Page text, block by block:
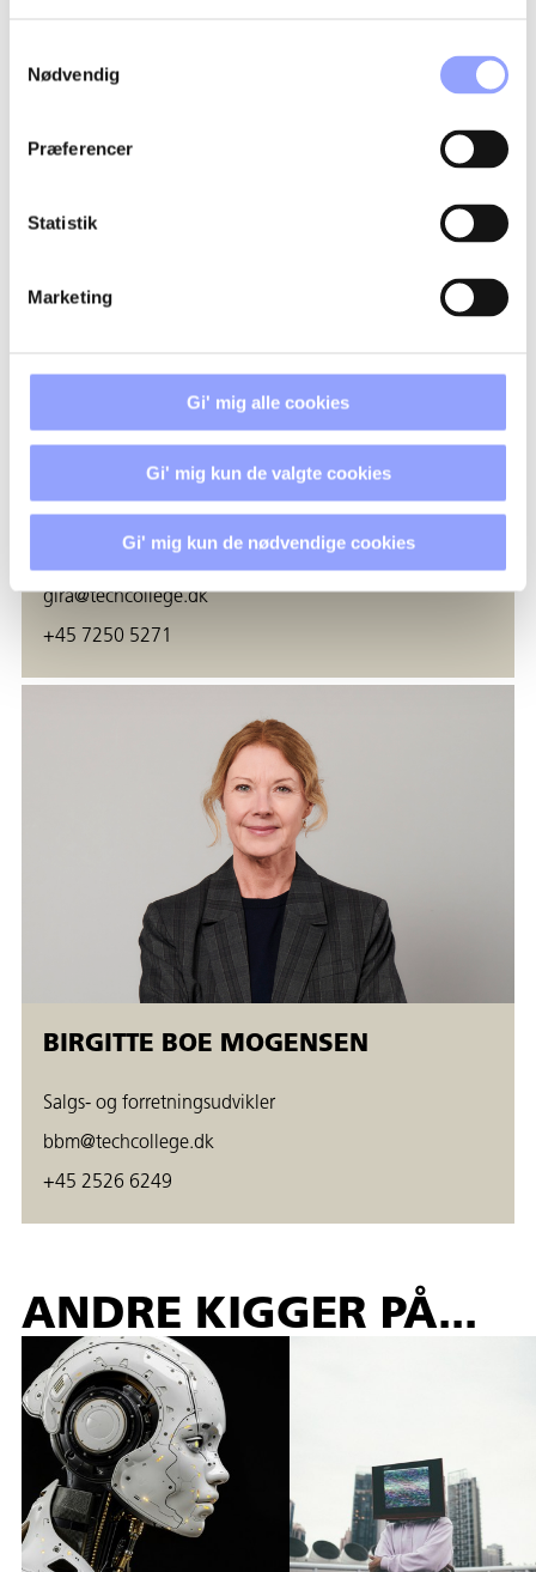
Nødvendig
Præferencer
Statistik
Marketing
Gi' mig alle cookies
Gi' mig kun de valgte cookies
Gi' mig kun de nødvendige cookies
KONTAKTPERSONER
GITTE FAABORG RASMUSSEN
Uddannelsessekretær
gira@techcollege.dk
+45 7250 5271
BIRGITTE BOE MOGENSEN
Salgs- og forretningsudvikler
bbm@techcollege.dk
+45 2526 6249
ANDRE KIGGER PÅ...